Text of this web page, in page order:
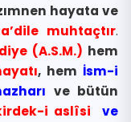
hayata ve
muhtaçtır.
(A.S.M.) hem
, hem İsm-i
ve bütün
i aslîsive